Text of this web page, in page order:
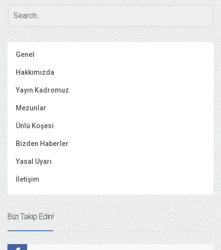
Genel
Hakkımızda
Yayın Kadromuz
Mezunlar
Ünlü Köşesi
Bizden Haberler
Yasal Uyarı
İletişim
Bizi Takip Edin!